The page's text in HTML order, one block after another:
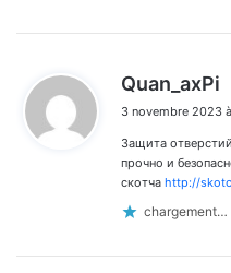
Quan_axPi
t
:
3 novembre 2023
Защита
прочно и
скотча http://
chargement…